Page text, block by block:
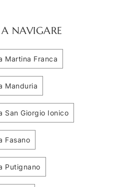
NAVIGARE
Martina Franca
Manduria
San Giorgio Ionico
Fasano
Putignano